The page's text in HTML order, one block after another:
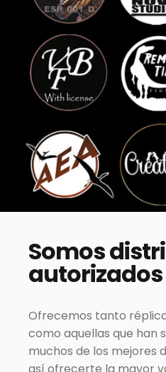
Somos
autorizados
Ofrecemos tanto
como aquellas que han
muchos de los mejores